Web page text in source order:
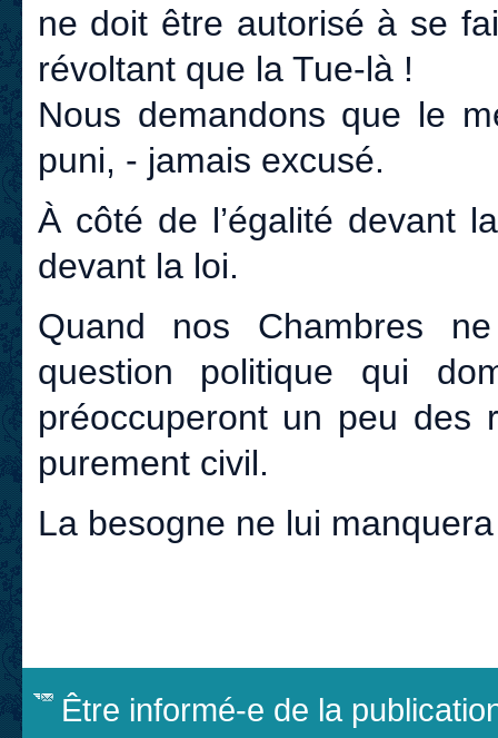
ne doit être autorisé à se
révoltant que la Tue-là !
Nous demandons que le
puni, - jamais excusé.
À côté de l’égalité devant
devant la loi.
Quand nos Chambres
question politique qui
préoccuperont un peu des
purement civil.
La besogne ne lui
Être informé-e de la